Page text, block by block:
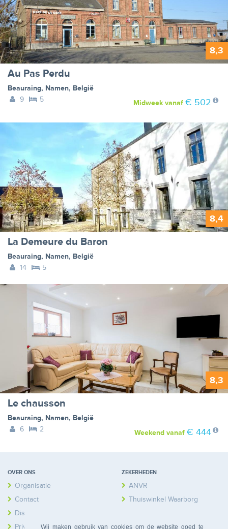
Wij maken gebruik van cookies om de website goed te
8,3
Au Pas Perdu
Beauraing, Namen, België
9
5 Midweekvanaf € 502
8,4
La Demeure du Baron
Beauraing, Namen, België
14
5
8,3
Le chausson
Beauraing, Namen, België
6
2 Weekendvanaf € 444
OVER ONS
Organisatie
Contact
Disclaimer
Privacy
ZEKERHEDEN
ANVR
Thuiswinkel Waarborg